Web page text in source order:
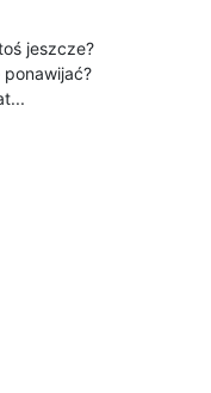
jeszcze?
ponawijać?